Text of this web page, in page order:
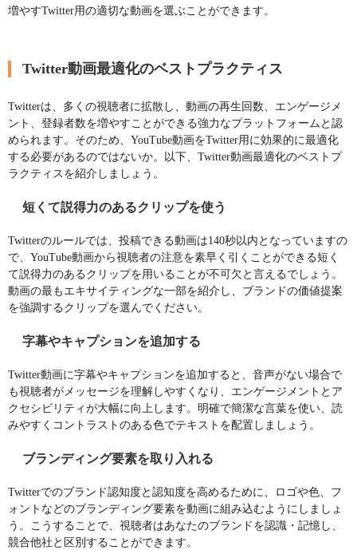
増やすTwitter用の適切な動画を選ぶことができます。
Twitter動画最適化のベストプラクティス
Twitterは、多くの視聴者に拡散し、動画の再生回数、エンゲージメ
ント、登録者数を増やすことができる強力なプラットフォームと認
められます。そのため、YouTube動画をTwitter用に効果的に最適化
する必要があるのではないか。以下、Twitter動画最適化のベストプ
ラクティスを紹介しましょう。
短くて説得力のあるクリップを使う
Twitterのルールでは、投稿できる動画は140秒以内となっていますの
で、YouTube動画から視聴者の注意を素早く引くことができる短く
て説得力のあるクリップを用いることが不可欠と言えるでしょう。
動画の最もエキサイティングな一部を紹介し、ブランドの価値提案
を強調するクリップを選んでください。
字幕やキャプションを追加する
Twitter動画に字幕やキャプションを追加すると、音声がない場合で
も視聴者がメッセージを理解しやすくなり、エンゲージメントとア
クセシビリティが大幅に向上します。明確で簡潔な言葉を使い、読
みやすくコントラストのある色でテキストを配置しましょう。
ブランディング要素を取り入れる
Twitterでのブランド認知度と認知度を高めるために、ロゴや色、フ
ォントなどのブランディング要素を動画に組み込むようにしましょ
う。こうすることで、視聴者はあなたのブランドを認識・記憶し、
競合他社と区別することができます。